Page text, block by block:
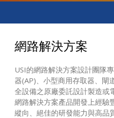
網路解決方案
USI的網路解決方案設計團隊
器(AP)、小型商用存取器、閘
全設備之原廠委託設計製造或
網路解決方案產品開發上經
縱向、絕佳的研發能力與高品